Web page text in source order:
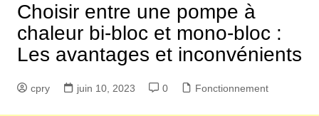
Choisir entre une pompe à
chaleur bi-bloc et mono-bloc :
Les avantages et inconvénients
cpry juin 10, 2023 0 Fonctionnement